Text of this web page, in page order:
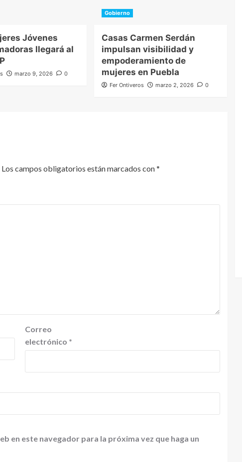
Jóvenes
llegará al
marzo 9, 2026 0
Gobierno
Casas Carmen Serdán
impulsan visibilidad y
empoderamiento de
mujeres en Puebla
Fer Ontiveros marzo 2, 2026 0
Los campos obligatorios están marcados con*
Correo
electrónico *
en este navegador para la próxima vez que haga un